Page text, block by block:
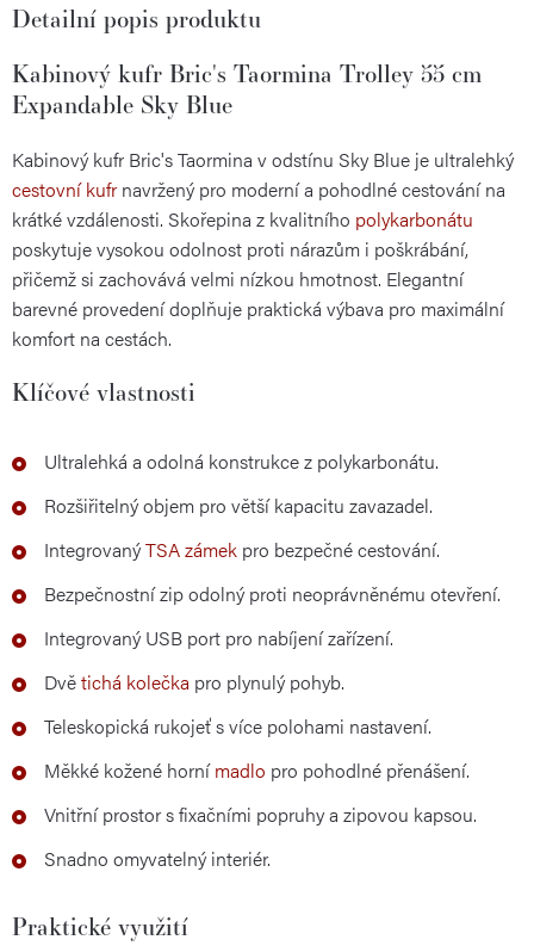
Detailní popis produktu
Kabinový kufr Bric's Taormina Trolley 55 cm
Expandable Sky Blue
Kabinový kufr Bric's Taormina v odstínu Sky Blue je ultralehký
cestovní kufr navržený pro moderní a pohodlné cestování na
krátké vzdálenosti. Skořepina z kvalitního polykarbonátu
poskytuje vysokou odolnost proti nárazům i poškrábání,
přičemž si zachovává velmi nízkou hmotnost. Elegantní
barevné provedení doplňuje praktická výbava pro maximální
komfort na cestách.
Klíčové vlastnosti
Ultralehká a odolná konstrukce z polykarbonátu.
Rozšiřitelný objem pro větší kapacitu zavazadel.
IntegrovanýTSA zámek pro bezpečné cestování.
Bezpečnostní zip odolný proti neoprávněnému otevření.
Integrovaný USB port pro nabíjení zařízení.
Dvětichá kolečka pro plynulý pohyb.
Teleskopická rukojeť s více polohami nastavení.
Měkké kožené hornímadlo pro pohodlné přenášení.
Vnitřní prostor s fixačními popruhy a zipovou kapsou.
Snadno omyvatelný interiér.
Praktické využití